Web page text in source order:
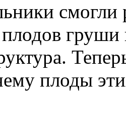
смогли
плодов
плоды